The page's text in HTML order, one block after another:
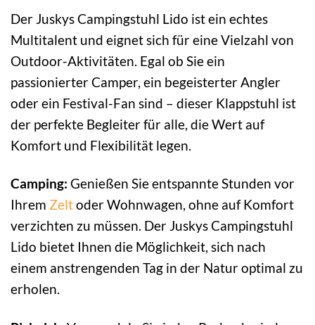
Der Juskys Campingstuhl Lido ist ein echtes
Multitalent und eignet sich für eine Vielzahl von
Outdoor-Aktivitäten. Egal ob Sie ein
passionierter Camper, ein begeisterter Angler
oder ein Festival-Fan sind – dieser Klappstuhl ist
der perfekte Begleiter für alle, die Wert auf
Komfort und Flexibilität legen.
Camping: Genießen Sie entspannte Stunden vor
Ihrem Zeltoder Wohnwagen, ohne auf Komfort
verzichten zu müssen. Der Juskys Campingstuhl
Lido bietet Ihnen die Möglichkeit, sich nach
einem anstrengenden Tag in der Natur optimal zu
erholen.